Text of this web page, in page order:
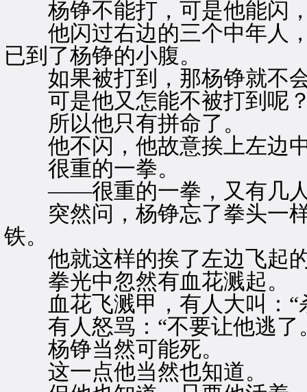
杨铮不能打，可是他能闪
他闪过右边的三个中年人，
已到了杨铮的小腹。
如果被打到，那杨铮就不
可是他又怎能不被打到呢
所以他只有拼命了。
他不闪，他故意挨上左边
很重的一拳。
——很重的一拳，又有几人
突然问，杨铮忘了拳头一样
铁。
他就这样的挨了左边飞起
拳光中忽然有血花溅起。
血花飞溅甲，有人大叫：“
有人怒骂：“不要让他逃了
杨铮当然可能死。
这一点他当然也知道。